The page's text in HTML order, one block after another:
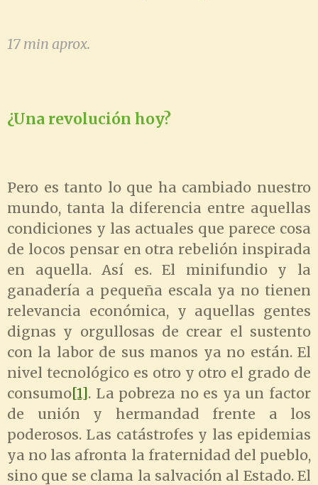
17 min aprox.
¿Una revolución hoy?
Pero es tanto lo que ha cambiado nuestro
mundo, tanta la diferencia entre aquellas
condiciones y las actuales que parece cosa
de locos pensar en otra rebelión inspirada
en aquella. Así es. El minifundio y la
ganadería a pequeña escala ya no tienen
relevancia económica, y aquellas gentes
dignas y orgullosas de crear el sustento
con la labor de sus manos ya no están. El
nivel tecnológico es otro y otro el grado de
consumo[1]. La pobreza no es ya un factor
de unión y hermandad frente a los
poderosos. Las catástrofes y las epidemias
ya no las afronta la fraternidad del pueblo,
sino que se clama la salvación al Estado. El